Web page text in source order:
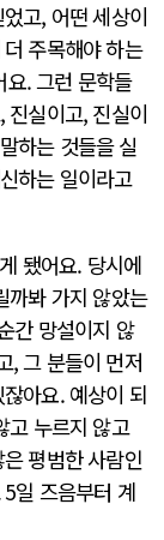
고, 어떤 세상이
주목해야 하는
요. 그런 문학들
진실이고, 진실이
하는 것들을 실
하는 일이라고
됐어요. 당시에
까봐 가지 않았는
간 망설이지 않
, 그 분들이 먼저
아요. 예상이 되
고 누르지 않고
평범한 사람인
일 즈음부터 계